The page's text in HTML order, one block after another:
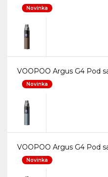
Novinka
VOOPOO Argus G4 Pod
Novinka
VOOPOO Argus G4 Pod
Novinka